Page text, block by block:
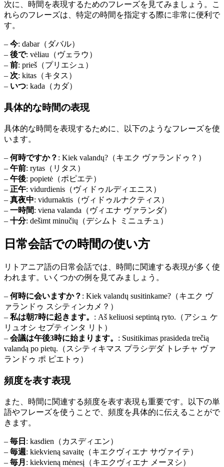
次に、時間を表現するためのフレーズを見てみましょう。こ
れらのフレーズは、特定の時間を指定する際に非常に便利で
す。
– 今: dabar（ダバル）
– 後で: vėliau（ヴェラウ）
– 前: prieš（プリエシュ）
– 次: kitas（キタス）
– いつ: kada（カダ）
具体的な時間の表現
具体的な時間を表現するために、以下のようなフレーズを使
います。
– 何時ですか？ : Kiek valandų?（キエク ヴァランドゥ？）
– 午前: rytas（リタス）
– 午後: popietė（ポピエテ）
– 正午: vidurdienis（ヴィドゥルディエニス）
– 真夜中: vidurnaktis（ヴィドゥルナクティス）
– 一時間: viena valanda（ヴィエナ ヴァランダ）
– 十分: dešimt minučių（デシムト ミニュチュ）
日常会話での時間の使い方
リトアニア語の日常会話では、時間に関連する表現が多く使
われます。いくつかの例を見てみましょう。
– 何時に会いますか？ : Kiek valandų susitinkame?（キエク ヴ
ァランドゥ スシティンカメ？）
– 私は朝7時に起きます。 : Aš keliuosi septintą ryto.（アシュ ケ
リュオシ セプティンタ リト）
– 会議は午後3時に始まります。 : Susitikimas prasideda trečią
valandą po pietų.（スシティキマス プラシデダ トレチャ ヴァ
ランドゥ ポ ピエトゥ）
頻度を表す表現
また、時間に関連する頻度を表す表現も重要です。以下の単
語やフレーズを使うことで、頻度を具体的に伝えることがで
きます。
– 毎日 : kasdien（カスディエン）
– 毎週: kiekvieną savaitę（キエクヴィエナ サヴァイテ）
– 毎月 : kiekvieną mėnesį（キエクヴィエナ メーヌシ）